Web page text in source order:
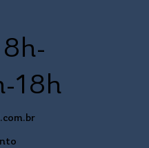
8h-
18h